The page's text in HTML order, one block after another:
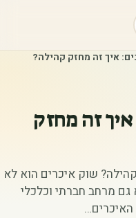
איך זה מחזק קהילה?
זה מחזק
שוק איכרים הוא לא
מרחב חברתי וכלכלי